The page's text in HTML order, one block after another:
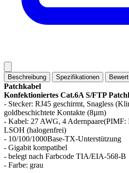
Beschreibung Spezifikationen
Patchkabel
Konfektioniertes Cat.6A S/FTP
- Stecker: RJ45 geschirmt, Snagless
goldbeschichtete Kontakte (8µm)
- Kabel: 27 AWG, 4 Adernpaare(PIMF:
LSOH (halogenfrei)
- 10/100/1000Base-TX-Unterstützung
- Gigabit kompatibel
- belegt nach Farbcode TIA/EIA-568-B
- Farbe: grau